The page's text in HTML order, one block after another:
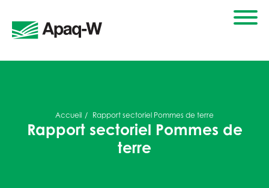
Accueil Rapport sectoriel Pommes de terre
Rapport sectoriel Pommes de
terre